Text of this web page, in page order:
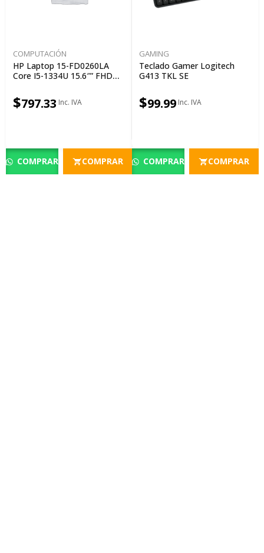
COMPUTACIÓN
HP Laptop 15-FD0260LA
Core I5-1334U 15.6″” FHD
1Y
$797.33
COMPRAR COMPRAR
GAMING
Teclado Gamer Logitech
G413 TKL SE
$99.99
COMPRAR COMPRAR